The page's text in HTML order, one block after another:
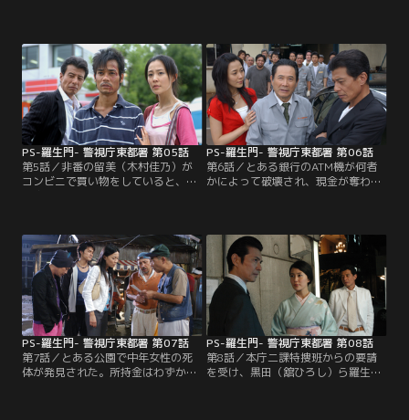
れようと刑事たちは無反応。黒田
（舘ひろし）や土橋（佐野史郎）ら
にいたっては「うちに署長なんかい
たっけ？」などと言い出し、留美
（木村佳乃）をあきれさせる。
相手をしようとするが、そこへ黒田
（舘ひろし）から殺人事件発生の知
らせが入ってしまい…。建て替えの
ため閉鎖されている図書館から神崎
ミサ（荒井まどか）という女性の遺
体が発見された。
PS-羅生門- 警視庁東都署 第05話
第5話／非番の留美（木村佳乃）が
コンビニで買い物をしていると、突
即座に解放、留美は棚の間に隠れて
携帯で田所巡査（飯田基祐）に連絡
を入れるが、男に見つかってしま
い…。留美の報告によると、犯人は
男が一人、人質は自分と男女の店員
の3人。
PS-羅生門- 警視庁東都署 第06話
第6話／とある銀行のATM機が何者
かによって破壊され、現金が奪われ
も単なる素人の犯行か。黒田（舘ひ
ろし）はサチ（松本莉緒）に武器の
特定を命じると、自分は土橋（佐野
史郎）、留美（木村佳乃）とATM機
を管理している銀行の支店へ向か
う。
PS-羅生門- 警視庁東都署 第07話
第7話／とある公園で中年女性の死
体が発見された。所持金はわずか
PS-羅生門- 警視庁東都署 第08話
第8話／本庁二課特捜班からの要請
を受け、黒田（舘ひろし）ら羅生門